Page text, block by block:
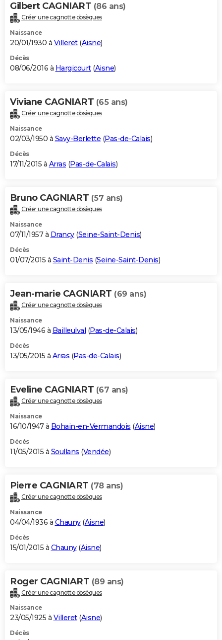
Gilbert CAGNIART (86 ans)
Créer une cagnotte obsèques
Naissance
20/01/1930 à Villeret(Aisne)
Décès
08/06/2016 à Hargicourt(Aisne)
Viviane CAGNIART (65 ans)
Créer une cagnotte obsèques
Naissance
02/03/1950 à Savy-Berlette (Pas-de-Calais)
Décès
17/11/2015 à Arras (Pas-de-Calais)
Bruno CAGNIART (57 ans)
Créer une cagnotte obsèques
Naissance
07/11/1957 à Drancy(Seine-Saint-Denis)
Décès
01/07/2015 à Saint-Denis (Seine-Saint-Denis)
Jean-marie CAGNIART (69 ans)
Créer une cagnotte obsèques
Naissance
13/05/1946 à Bailleulval (Pas-de-Calais)
Décès
13/05/2015 à Arras (Pas-de-Calais)
Eveline CAGNIART (67 ans)
Créer une cagnotte obsèques
Naissance
16/10/1947 à Bohain-en-Vermandois (Aisne)
Décès
11/05/2015 à Soullans (Vendée)
Pierre CAGNIART (78 ans)
Créer une cagnotte obsèques
Naissance
04/04/1936 à Chauny(Aisne)
Décès
15/01/2015 à Chauny(Aisne)
Roger CAGNIART (89 ans)
Créer une cagnotte obsèques
Naissance
23/05/1925 à Villeret(Aisne)
Décès